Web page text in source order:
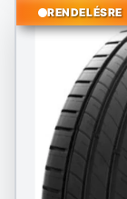
RENDELÉSRE